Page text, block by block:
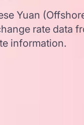
Yuan
rate data
information.